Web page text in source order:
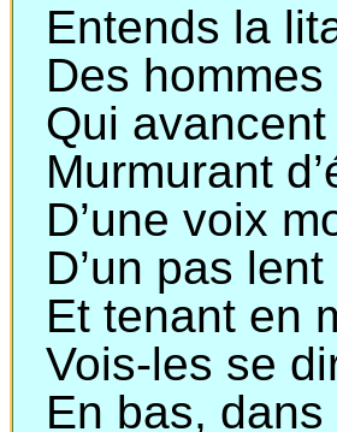
Entends la
Des
Qui
Murmurant
D’une voix
D’un pas lent
Et tenant en
Vois-les se
En bas,